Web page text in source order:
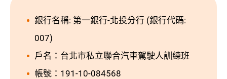
銀行名稱: 第一銀行-北投分行 (銀行代碼:
007)
戶名：台北市私立聯合汽車駕駛人訓練班
帳號：191-10-084568